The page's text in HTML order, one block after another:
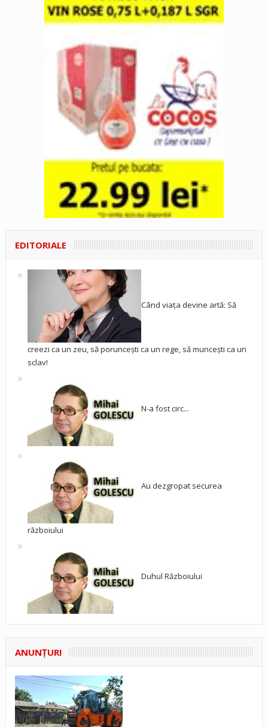
EDITORIALE
Când viața devine artă: Să
creezi ca un zeu, să poruncești ca un rege, să muncești ca un
sclav!
N-a fost circ...
Au dezgropat securea
războiului
Duhul Războiului
ANUNŢURI